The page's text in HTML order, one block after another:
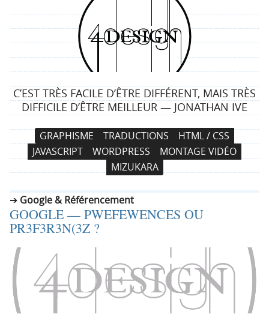
4
d
e
s
i
g
C’EST TRÈS FACILE D’ÊTRE DIFFÉRENT, MAIS TRÈS
DIFFICILE D’ÊTRE MEILLEUR — JONATHAN IVE
a
t
i
n
r
a
u
c
n
e
n
GRAPHISME TRADUCTIONS
HTML / CSS
JAVASCRIPT
WORDPRESS
MONTAGE VIDÉO
MIZUKARA
Google & Référencement
GOOGLE — PWEFEWENCES OU
PR3F3R3N(3Z ?